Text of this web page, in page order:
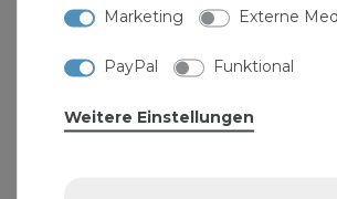
Marketing Externe
PayPal Funktional
Weitere Einstellungen